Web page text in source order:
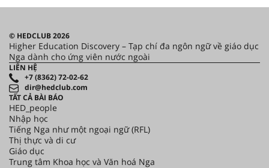
© HEDCLUB 2026
Higher Education Discovery – Tạp chí đa ngôn ngữ về giáo dục
Nga dành cho ứng viên nước ngoài
LIÊN HỆ
+7 (8362) 72-02-62
dir@hedclub.com
TẤT CẢ BÀI BÁO
HED_people
Nhập học
Tiếng Nga như một ngoại ngữ (RFL)
Thị thực và di cư
Giáo dục
Trung tâm Khoa học và Văn hoá Nga